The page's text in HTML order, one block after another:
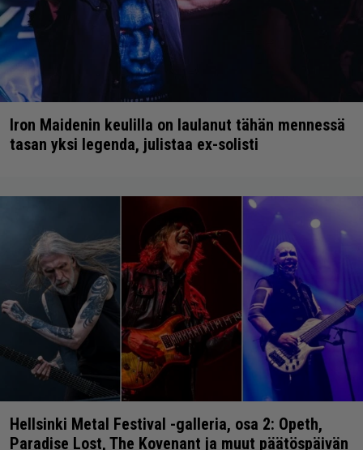
Iron Maidenin keulilla on laulanut tähän mennessä
tasan yksi legenda, julistaa ex-solisti
Hellsinki Metal Festival -galleria, osa 2: Opeth,
Paradise Lost, The Kovenant ja muut päätöspäivän